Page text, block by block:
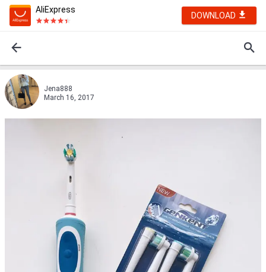
AliExpress
DOWNLOAD
Jena888
March 16, 2017